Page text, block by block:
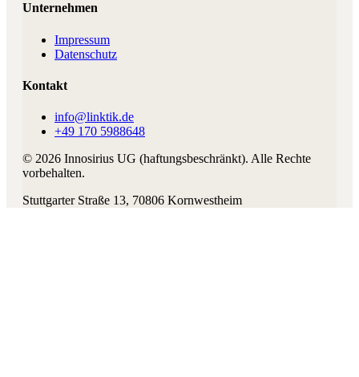
Unternehmen
Impressum
Datenschutz
Kontakt
info@linktik.de
+49 170 5988648
© 2026 Innosirius UG (haftungsbeschränkt). Alle Rechte
vorbehalten.
Stuttgarter Straße 13, 70806 Kornwestheim